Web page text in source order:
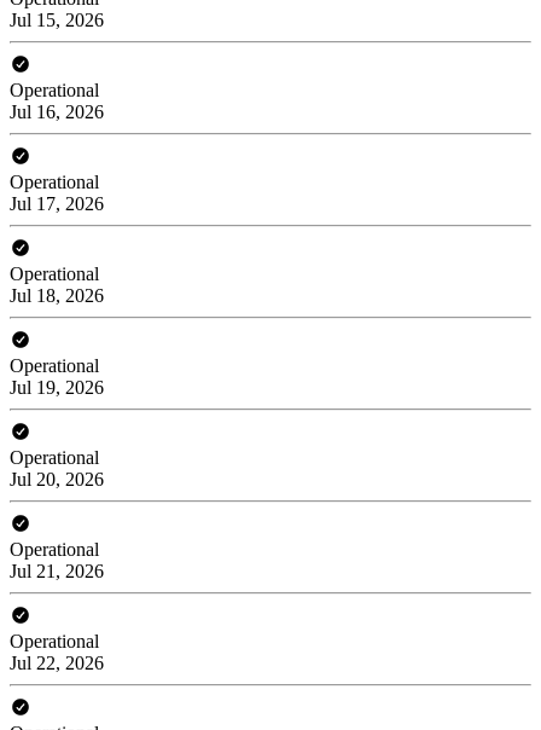
Jul 15, 2026
Operational
Jul 16, 2026
Operational
Jul 17, 2026
Operational
Jul 18, 2026
Operational
Jul 19, 2026
Operational
Jul 20, 2026
Operational
Jul 21, 2026
Operational
Jul 22, 2026